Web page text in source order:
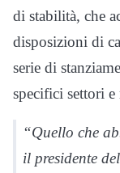
di stabilità, che
disposizioni di
serie di
specifici settori e
“Quello che
il presidente